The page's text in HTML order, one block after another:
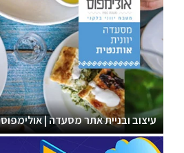
עיצוב ובניית אתר מסעדה | אולימפוס